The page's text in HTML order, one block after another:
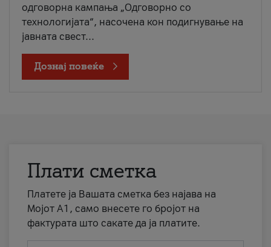
одговорна кампања „Одговорно со
технологијата“, насочена кон подигнување на
јавната свест...
Дознај повеќе
Плати сметка
Платете ја Вашата сметка без најава на
Мојот А1, само внесете го бројот на
фактурата што сакате да ја платите.